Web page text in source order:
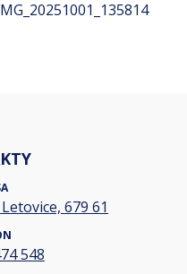
679 61
548